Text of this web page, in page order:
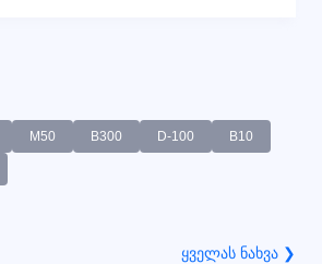
M50 B300 D-100 B10
ყველას ნახვა ❯